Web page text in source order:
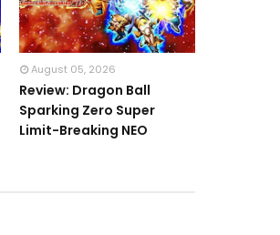
August 05, 2026
Review: Dragon Ball
Sparking Zero Super
Limit-Breaking NEO